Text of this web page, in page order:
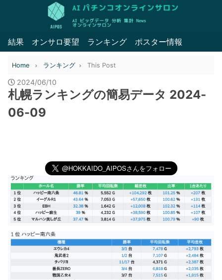
結果 オンサロ要望 ランキング ポスター情報
Home ランキング This Post
2024/06/10
札幌ランキングの簡易データ 2024-
06-09